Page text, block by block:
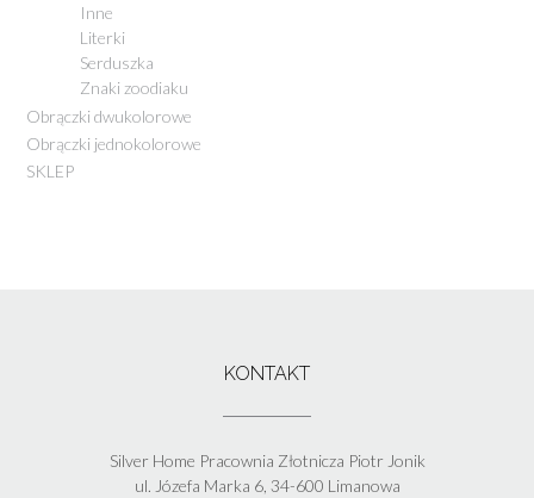
Inne
Literki
Serduszka
Znaki zoodiaku
Obrączki dwukolorowe
Obrączki jednokolorowe
SKLEP
KONTAKT
Silver Home Pracownia Złotnicza Piotr Jonik
ul. Józefa Marka 6, 34-600 Limanowa